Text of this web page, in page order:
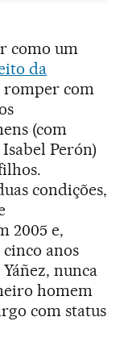
como um
da
romper com
(com
Perón)
condições,
2005 e,
anos
nunca
homem
com status